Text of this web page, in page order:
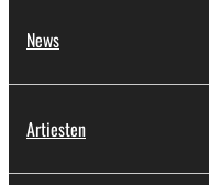
News
Artiesten